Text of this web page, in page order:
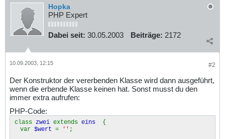
Hopka
PHP Expert
Dabei seit: 30.05.2003 Beiträge: 2172
#2
10.09.2003, 12:15
Der Konstruktor der vererbenden Klasse wird dann ausgeführt,
wenn die erbende Klasse keinen hat. Sonst musst du den
immer extra aufrufen:
PHP-Code:
class zwei extends eins {
var $wert = '' ;